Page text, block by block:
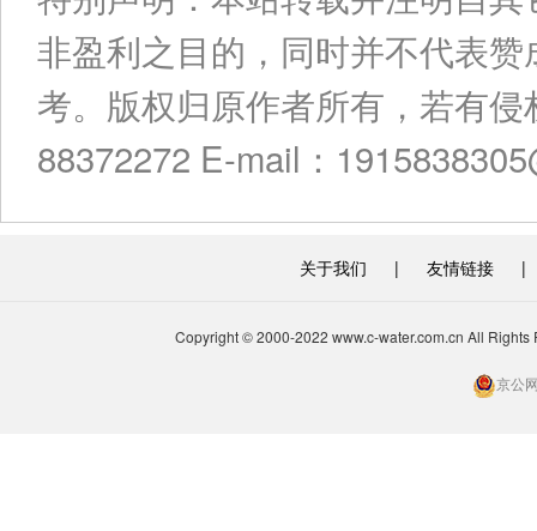
非盈利之目的，同时并不代表
考。版权归原作者所有，若有
88372272 E-mail：
关于我们 | 友情链接 |
Copyright © 2000-2022 www.c-water.com.cn All
京公